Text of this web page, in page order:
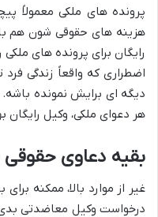
پرونده های ملکی معمولاً
هزینه های حقوقی شون هم
رایگان برای پرونده های
اضطراری که واقعاً زندگی
دیگه ای برایش نمونده
هر دعوای ملکی، وکیل
بقیه دعاوی حقوقی
غیر از موارد بالا، ممکنه
درخواست وکیل معاضدتی